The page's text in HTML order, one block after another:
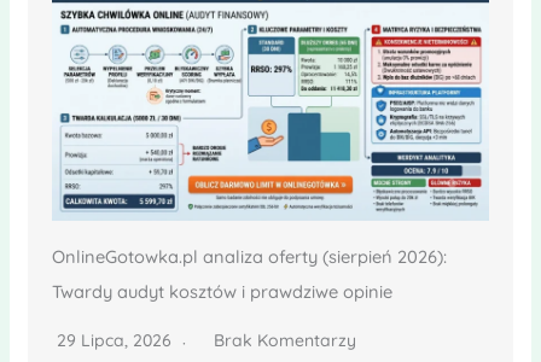
OnlineGotowka.pl analiza oferty (sierpień 2026):
Twardy audyt kosztów i prawdziwe opinie
29 Lipca, 2026 Brak Komentarzy